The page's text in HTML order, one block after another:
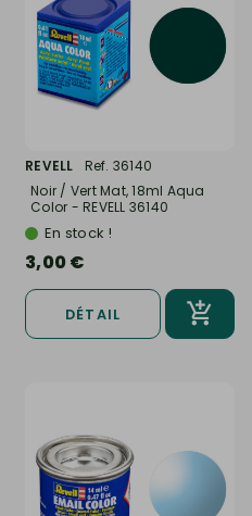
REVELL
Ref. 36140
Noir / Vert Mat, 18ml Aqua
Color - REVELL 36140
En stock !
3,00 €
DÉTAIL